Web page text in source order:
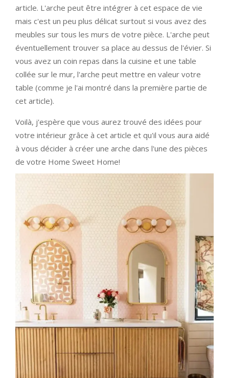
article. L'arche peut être intégrer à cet espace de vie
mais c'est un peu plus délicat surtout si vous avez des
meubles sur tous les murs de votre pièce. L'arche peut
éventuellement trouver sa place au dessus de l'évier. Si
vous avez un coin repas dans la cuisine et une table
collée sur le mur, l'arche peut mettre en valeur votre
table (comme je l'ai montré dans la première partie de
cet article).
Voilà, j'espère que vous aurez trouvé des idées pour
votre intérieur grâce à cet article et qu'il vous aura aidé
à vous décider à créer une arche dans l'une des pièces
de votre Home Sweet Home!